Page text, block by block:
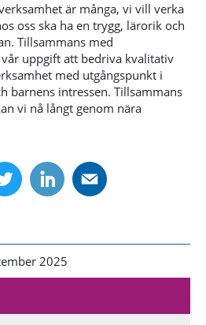
är många, vi vill verka
oss ska ha en trygg, lärorik och
Tillsammans med
uppgift att bedriva kvalitativ
med utgångspunkt i
barnens intressen. Tillsammans
vi nå långt genom nära
2025